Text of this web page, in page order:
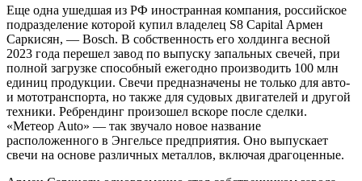
Еще одна ушедшая из РФ иностранная компания, российское
подразделение которой купил владелец S8 Capital Армен
Саркисян, — Bosch. В собственность его холдинга весной
2023 года перешел завод по выпуску запальных свечей, при
полной загрузке способный ежегодно производить 100 млн
единиц продукции. Свечи предназначены не только для авто-
и мототранспорта, но также для судовых двигателей и другой
техники. Ребрендинг произошел вскоре после сделки.
«Метеор Auto» — так звучало новое название
расположенного в Энгельсе предприятия. Оно выпускает
свечи на основе различных металлов, включая драгоценные.